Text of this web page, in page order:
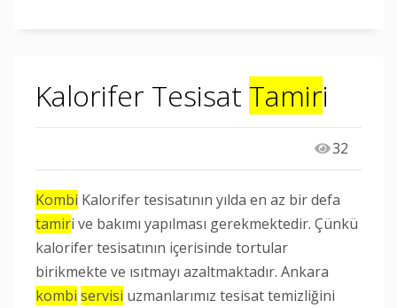
Kalorifer Tesisat Tamiri
32
Kombi Kalorifer tesisatının yılda en az bir defa
tamiri ve bakımı yapılması gerekmektedir. Çünkü
kalorifer tesisatının içerisinde tortular
birikmekte ve ısıtmayı azaltmaktadır. Ankara
kombi servisi uzmanlarımız tesisat temizliğini